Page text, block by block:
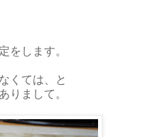
をします。
くては、と
りまして。